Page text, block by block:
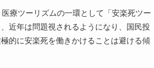
療ツーリズムの一環として「安楽死ツー
近年は問題視されるようになり、国民投
的に安楽死を働きかけることは避ける傾